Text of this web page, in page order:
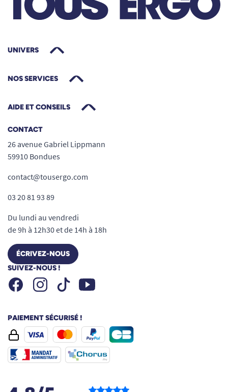
UNIVERS
NOS SERVICES
AIDE ET CONSEILS
CONTACT
26 avenue Gabriel Lippmann
59910 Bondues
contact@tousergo.com
03 20 81 93 89
Du lundi au vendredi
de 9h à 12h30 et de 14h à 18h
ÉCRIVEZ-NOUS
SUIVEZ-NOUS !
FacebookInstagramTiktok Youtube
PAIEMENT SÉCURISÉ !